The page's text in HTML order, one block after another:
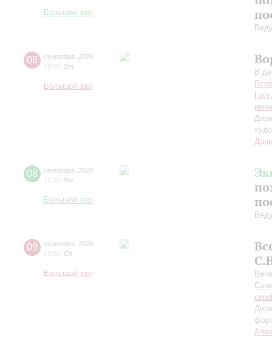
Большой зал
08 сентября 2026
19:00 Вт
Большой зал
В
08 сентября 2026
11:30 Вт
Большой зал
09 сентября 2026
19:00 Ср
Большой зал